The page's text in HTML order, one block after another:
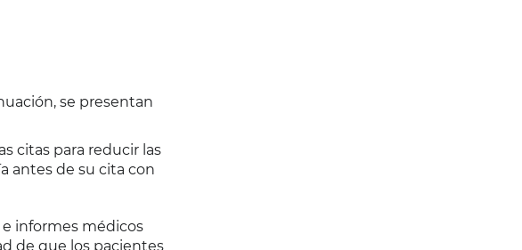
se presentan
citas para reducir las
antes de su cita con
informes médicos
de que los pacientes